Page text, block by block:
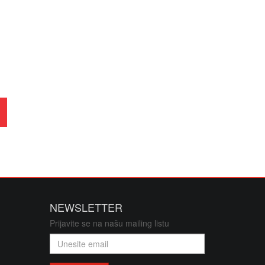
i punjive
POS/papirne rolne
za grijanje i hlađenje
NEWSLETTER
Prijavite se na našu mailing listu